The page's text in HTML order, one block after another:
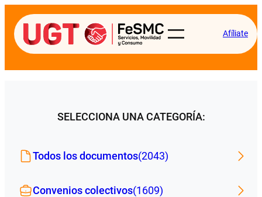
Afíliate
SELECCIONA UNA CATEGORÍA:
Todos los documentos(2043)
Convenios colectivos(1609)